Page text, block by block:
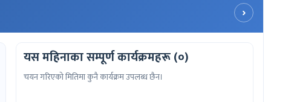
›
यस महिनाका सम्पूर्ण कार्यक्रमहरू (०)
चयन गरिएको मितिमा कुनै कार्यक्रम उपलब्ध छैन।